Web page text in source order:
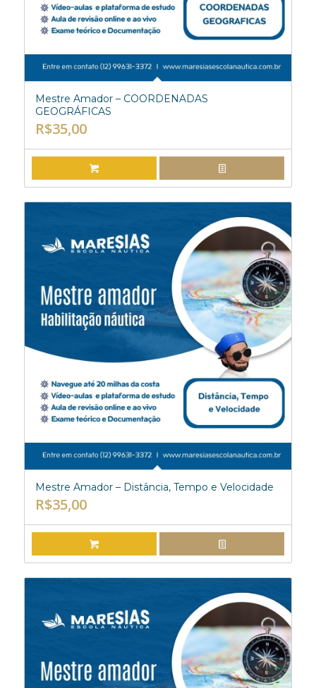
Mestre Amador – COORDENADAS
GEOGRÁFICAS
R$35,00
ADICIONAR AO CARRINHO EXIBIR DETALHES
Mestre Amador – Distância, Tempo e Velocidade
R$35,00
ADICIONAR AO CARRINHO EXIBIR DETALHES